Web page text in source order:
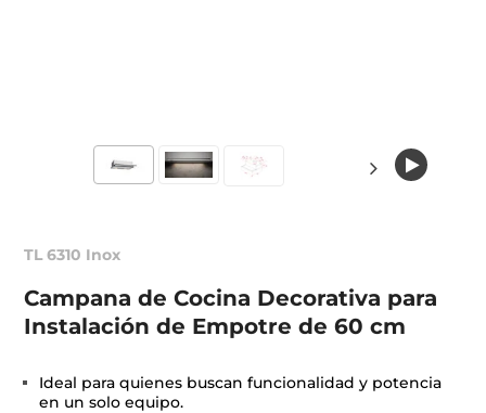
TL 6310 Inox
Campana de Cocina Decorativa para
Instalación de Empotre de 60 cm
Ideal para quienes buscan funcionalidad y potencia
en un solo equipo.